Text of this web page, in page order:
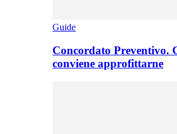
Guide
Concordato Preventivo.
conviene approfittarne